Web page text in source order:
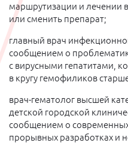
маршрутизации и лечении
или сменить препарат;
главный врач
сообщением о
с вирусными гепатитами,
в кругу гемофиликов
врач-гематолог высшей
детской городской
сообщением о
прорывных разработках и